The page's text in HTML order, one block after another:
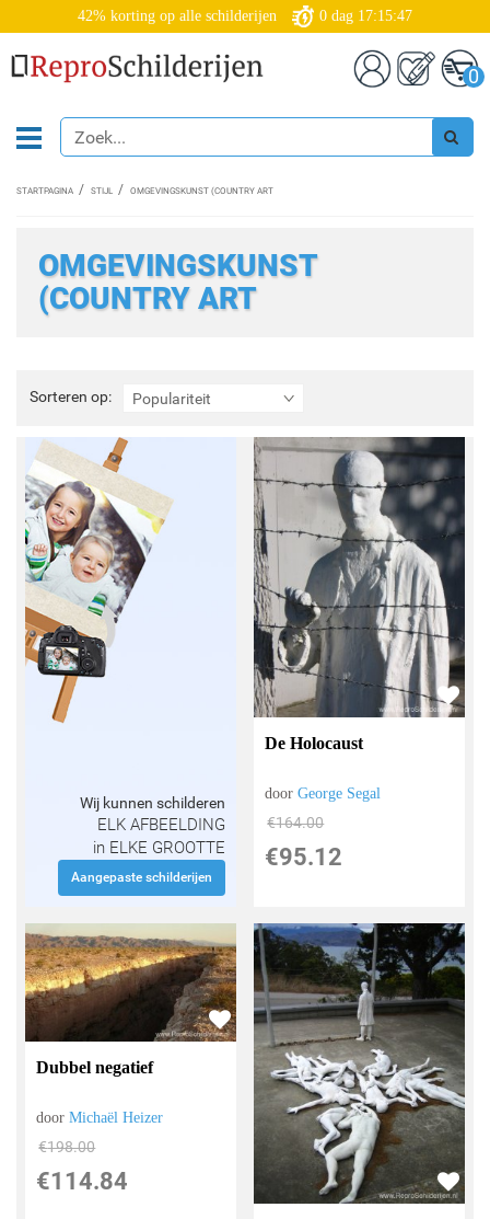
42% korting op alle schilderijen 0 dag 17:15:45
0
STARTPAGINA STIJL OMGEVINGSKUNST (COUNTRY ART
OMGEVINGSKUNST
(COUNTRY ART
Sorteren op: Populariteit
Sorteren
op:
Wij kunnen schilderen
ELK AFBEELDING
in ELKE GROOTTE
Aangepaste schilderijen
De Holocaust
doorGeorge Segal
€164.00
€95.12
Dubbel negatief
doorMichaël Heizer
€198.00
€114.84